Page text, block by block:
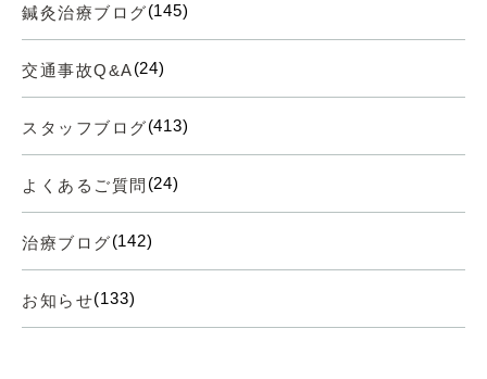
鍼灸治療ブログ(145)
交通事故Q&A(24)
スタッフブログ(413)
よくあるご質問 (24)
治療ブログ(142)
お知らせ(133)